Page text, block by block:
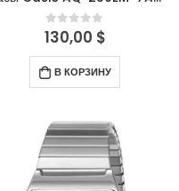
0out of 5
130,00 $
В КОРЗИНУ